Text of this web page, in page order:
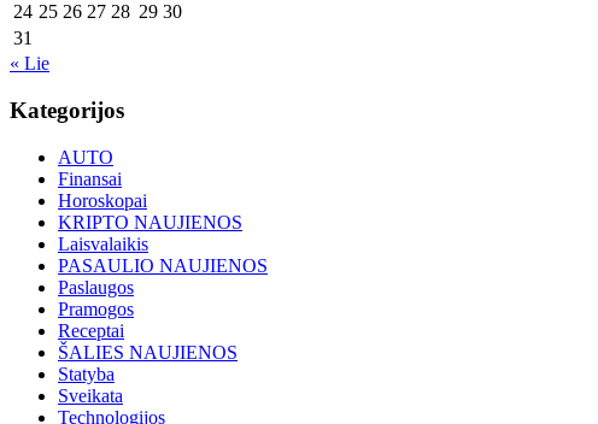
24 25 26 27 28 29 30
31
« Lie
Kategorijos
AUTO
Finansai
Horoskopai
KRIPTO NAUJIENOS
Laisvalaikis
PASAULIO NAUJIENOS
Paslaugos
Pramogos
Receptai
ŠALIES NAUJIENOS
Statyba
Sveikata
Technologijos